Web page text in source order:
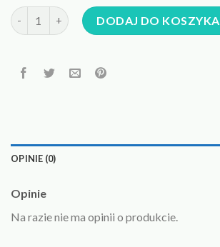
ilość złota zawieszka z perłąDODAJ DO KOSZYKA
OPINIE (0)
Opinie
Na razie nie ma opinii o produkcie.